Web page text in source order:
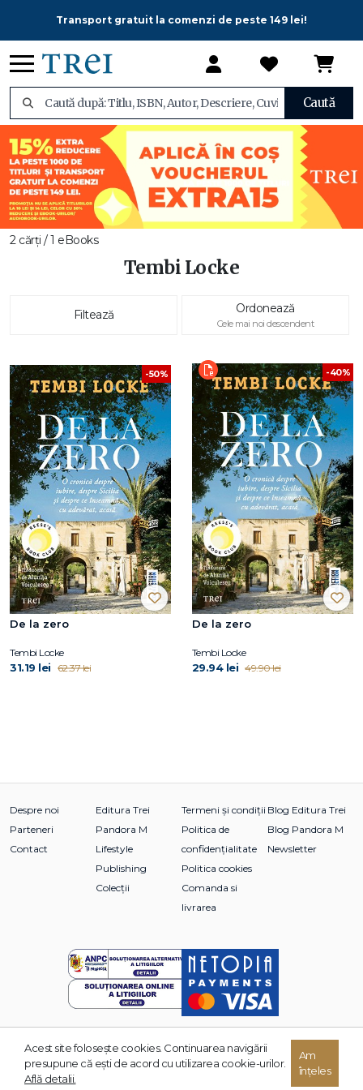
Transport gratuit la comenzi de peste 149 lei!
Caută
2 cărți / 1 eBooks
Tembi Locke
Filtează Ordonează
Cele mai noi descendent
-50%
De la zero
Tembi Locke
31.19 lei 62.37 lei
-40%
De la zero
Tembi Locke
29.94 lei 49.90 lei
Despre noi
Parteneri
Contact
Editura Trei
Pandora M
Lifestyle
Publishing
Colecții
Termeni și condiții
Politica de
confidențialitate
Politica cookies
Comanda si
livrarea
Blog Editura Trei
Blog Pandora M
Newsletter
© 2026 Grupul Editorial TREI. Toate drepturile rezervate.
Acest site foloseşte cookies. Continuarea navigării
presupune că eşti de acord cu utilizarea cookie-urilor.
Află detalii.
Am
înțeles